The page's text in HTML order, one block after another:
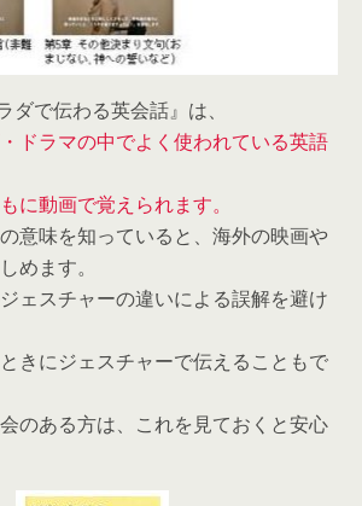
で伝わる英会話』は、
ドラマの中でよく使われている英語
に動画で覚えられます。
意味を知っていると、海外の映画や
めます。
ェスチャーの違いによる誤解を避け
きにジェスチャーで伝えることもで
のある方は、これを見ておくと安心